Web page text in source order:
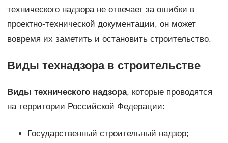
технического надзора не отвечает за ошибки в
проектно-технической документации, он может
вовремя их заметить и остановить строительство.
Виды технадзора в строительстве
Виды технического надзора, которые проводятся
на территории Российской Федерации:
Государственный строительный надзор;